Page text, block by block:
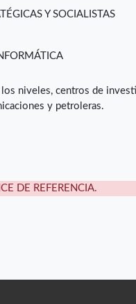
Y SOCIALISTAS
niveles, centros de
y petroleras.
DE REFERENCIA.